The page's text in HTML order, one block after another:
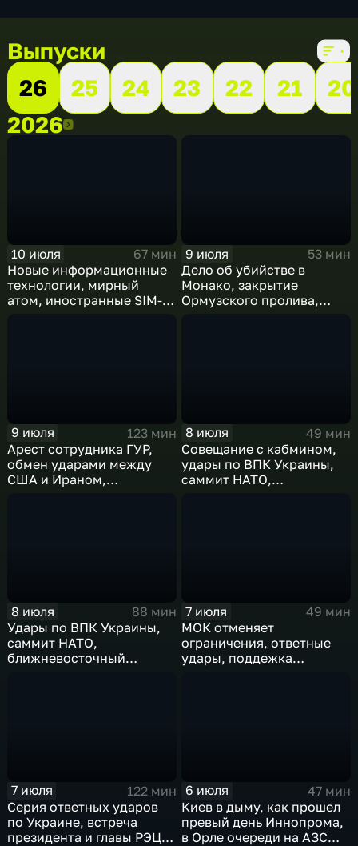
Выпуски
26
25 24 23 22 21
20
20262026
10 июля
67 мин
Новые информационные
технологии, мирный
атом, иностранные SIM-
9 июля
53 мин
Дело об убийстве в
Монако, закрытие
Ормузского пролива,
9 июля
123 мин
Арест сотрудника ГУР,
обмен ударами между
США и Ираном,
8 июля
49 мин
Совещание с кабмином,
удары по ВПК Украины,
саммит НАТО,
8 июля
88 мин
Удары по ВПК Украины,
саммит НАТО,
ближневосточный
7 июля
49 мин
МОК отменяет
ограничения, ответные
удары, поддежка
7 июля
122 мин
Серия ответных ударов
по Украине, встреча
президента и главы РЭЦ,
6 июля
47 мин
Киев в дыму, как прошел
превый день Иннопрома,
в Орле очереди на АЗС